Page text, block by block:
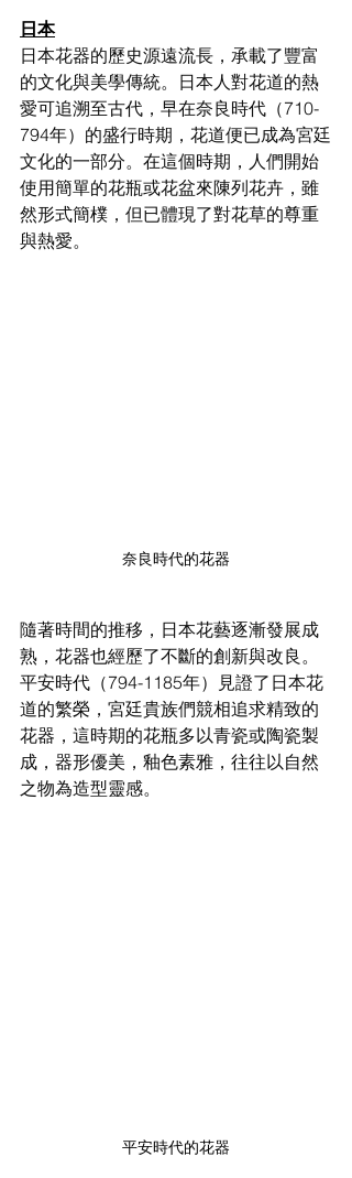
日本
日本花器的歷史源遠流長，承載了豐富
的文化與美學傳統。日本人對花道的熱
愛可追溯至古代，早在奈良時代（710-
794年）的盛行時期，花道便已成為宮廷
文化的一部分。在這個時期，人們開始
使用簡單的花瓶或花盆來陳列花卉，雖
然形式簡樸，但已體現了對花草的尊重
與熱愛。
奈良時代的花器
隨著時間的推移，日本花藝逐漸發展成
熟，花器也經歷了不斷的創新與改良。
平安時代（794-1185年）見證了日本花
道的繁榮，宮廷貴族們競相追求精致的
花器，這時期的花瓶多以青瓷或陶瓷製
成，器形優美，釉色素雅，往往以自然
之物為造型靈感。
平安時代的花器